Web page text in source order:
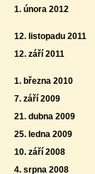
1. února 2012
12. listopadu 2011
12. září 2011
1. března 2010
7. září 2009
21. dubna 2009
25. ledna 2009
10. září 2008
4. srpna 2008